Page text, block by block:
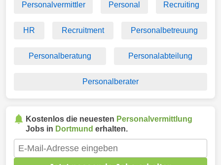
Personalvermittler Personal Recruiting
HR Recruitment Personalbetreuung
Personalberatung Personalabteilung
Personalberater
Kostenlos die neuesten Personalvermittlung
Jobs in Dortmund erhalten.